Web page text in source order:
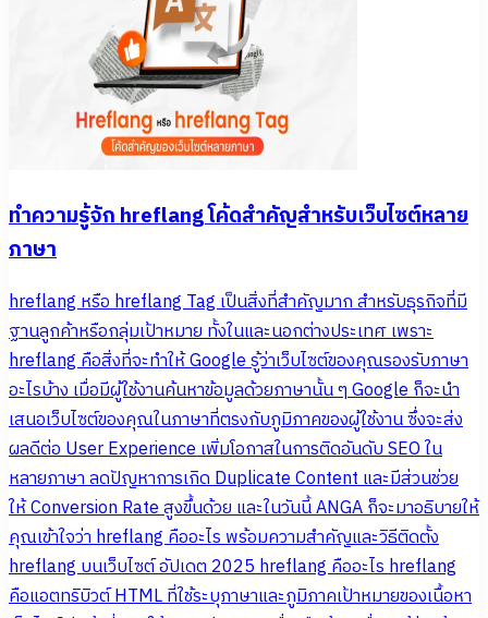
ทำความรู้จัก hreflang โค้ดสำคัญสำหรับเว็บไซต์หลาย
ภาษา
hreflang หรือ hreflang Tag เป็นสิ่งที่สำคัญมาก สำหรับธุรกิจที่มี
ฐานลูกค้าหรือกลุ่มเป้าหมาย ทั้งในและนอกต่างประเทศ เพราะ
hreflang คือสิ่งที่จะทำให้ Google รู้ว่าเว็บไซต์ของคุณรองรับภาษา
อะไรบ้าง เมื่อมีผู้ใช้งานค้นหาข้อมูลด้วยภาษานั้น ๆ Google ก็จะนำ
เสนอเว็บไซต์ของคุณในภาษาที่ตรงกับภูมิภาคของผู้ใช้งาน ซึ่งจะส่ง
ผลดีต่อ User Experience เพิ่มโอกาสในการติดอันดับ SEO ใน
หลายภาษา ลดปัญหาการเกิด Duplicate Content และมีส่วนช่วย
ให้ Conversion Rate สูงขึ้นด้วย และในวันนี้ ANGA ก็จะมาอธิบายให้
คุณเข้าใจว่า hreflang คืออะไร พร้อมความสำคัญและวิธีติดตั้ง
hreflang บนเว็บไซต์ อัปเดต 2025 hreflang คืออะไร hreflang
คือแอตทริบิวต์ HTML ที่ใช้ระบุภาษาและภูมิภาคเป้าหมายของเนื้อหา